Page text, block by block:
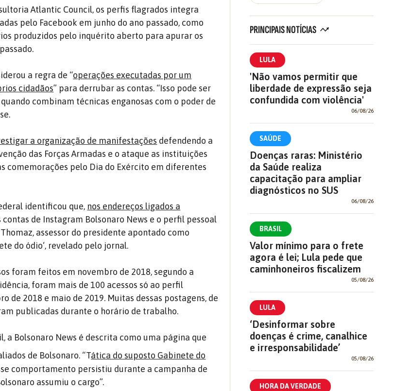
Atlantic Council, os perfis flagrados integra
pelo Facebook em junho do ano passado, como
produzidos pelo inquérito aberto para apurar os
a regra de “operações executadas por um
cidadãos” para derrubar as contas. “Isso pode ser
combinam técnicas enganosas com o poder de
a organização de manifestações defendendo a
das Forças Armadas e o ataque as instituições
comemorações pelo Dia do Exército em diferentes
identificou que, nos endereços ligados a
contas de Instagram Bolsonaro News e o perfil pessoal
assessor do presidente apontado como
do ódio‘, revelado pelo jornal.
foram feitos em novembro de 2018, segundo a
foram mais de 100 acessos só ao perfil
de 2018 e maio de 2019. Muitas dessas postagens, de
publicadas durante o horário de trabalho.
a Bolsonaro News é descrita como uma página que
de Bolsonaro. “Tática do suposto Gabinete do
comportamento persistiu durante a campanha de
assumiu o cargo”.
PRINCIPAIS NOTÍCIAS
LULA
'Não vamos permitir que
liberdade de expressão seja
confundida com violência'
06/08/26
SAÚDE
Doenças raras: Ministério
da Saúde realiza
capacitação para ampliar
diagnósticos no SUS
06/08/26
BRASIL
Valor mínimo para o frete
agora é lei; Lula pede que
caminhoneiros fiscalizem
05/08/26
LULA
‘Desinformar sobre
doenças é crime, canalhice
e irresponsabilidade’
05/08/26
HORA DA VERDADE